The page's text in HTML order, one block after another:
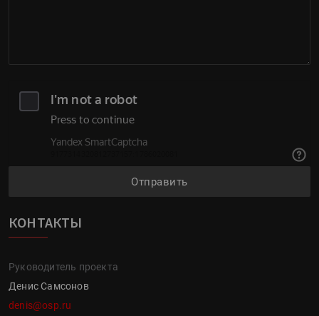
Отправить
КОНТАКТЫ
Руководитель проекта
Денис Самсонов
denis@osp.ru